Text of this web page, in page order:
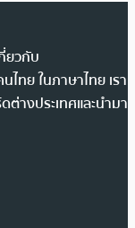
ยวกับ
ไทย ในภาษาไทย เรา
างประเทศและนำมา